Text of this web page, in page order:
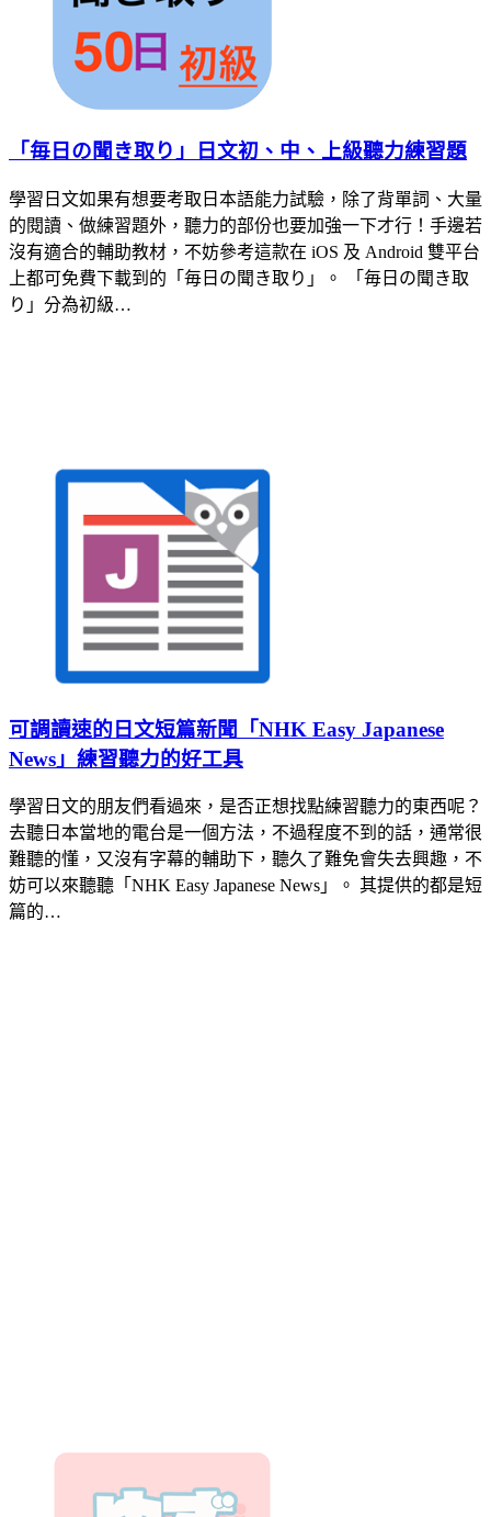
「毎日の聞き取り」日文初、中、上級聽力練習題
學習日文如果有想要考取日本語能力試驗，除了背單詞、大量
的閱讀、做練習題外，聽力的部份也要加強一下才行！手邊若
沒有適合的輔助教材，不妨參考這款在 iOS 及 Android 雙平台
上都可免費下載到的「毎日の聞き取り」。 「毎日の聞き取
り」分為初級…
可調讀速的日文短篇新聞「NHK Easy Japanese
News」練習聽力的好工具
學習日文的朋友們看過來，是否正想找點練習聽力的東西呢？
去聽日本當地的電台是一個方法，不過程度不到的話，通常很
難聽的懂，又沒有字幕的輔助下，聽久了難免會失去興趣，不
妨可以來聽聽「NHK Easy Japanese News」。 其提供的都是短
篇的…